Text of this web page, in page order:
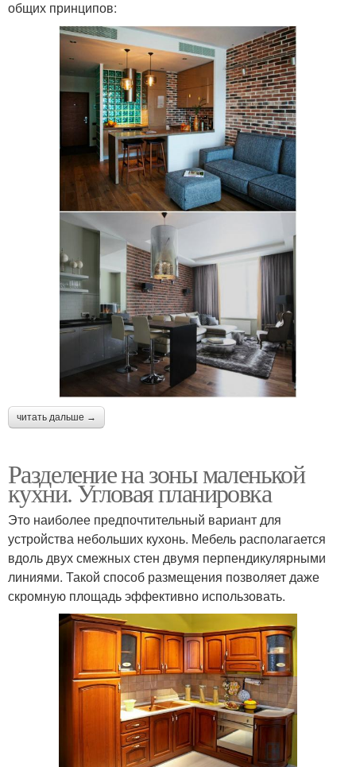
общих принципов:
читать дальше →
Разделение на зоны маленькой
кухни. Угловая планировка
Это наиболее предпочтительный вариант для
устройства небольших кухонь. Мебель располагается
вдоль двух смежных стен двумя перпендикулярными
линиями. Такой способ размещения позволяет даже
скромную площадь эффективно использовать.